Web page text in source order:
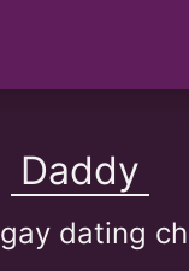
Daddy
dating